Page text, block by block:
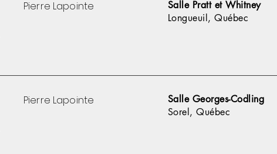
Pierre Lapointe
Salle Pratt et Whitney
Longueuil, Québec
Pierre Lapointe
Salle Georges-Codling
Sorel, Québec